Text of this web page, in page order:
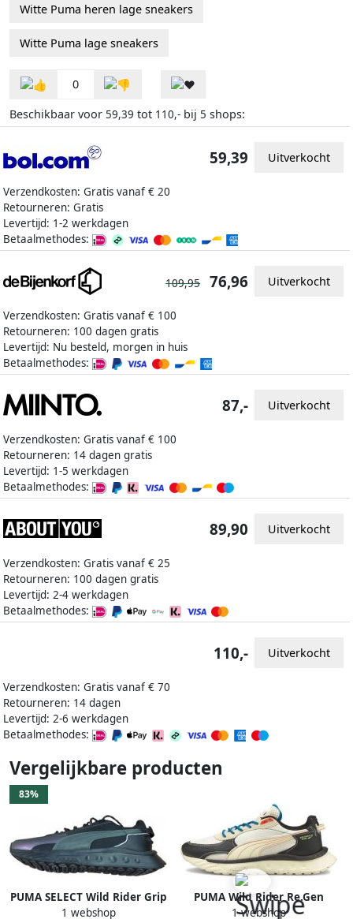
Witte Puma heren lage sneakers
Witte Puma lage sneakers
0
Beschikbaar voor 59,39 tot 110,- bij 5 shops:
Verzendkosten: Gratis vanaf € 20
Retourneren: Gratis
Levertijd: 1-2 werkdagen
Betaalmethodes:
59,39 Uitverkocht
Verzendkosten: Gratis vanaf € 100
Retourneren: 100 dagen gratis
Levertijd: Nu besteld, morgen in huis
Betaalmethodes:
109,95 76,96 Uitverkocht
Verzendkosten: Gratis vanaf € 100
Retourneren: 14 dagen gratis
Levertijd: 1-5 werkdagen
Betaalmethodes:
87,- Uitverkocht
Verzendkosten: Gratis vanaf € 25
Retourneren: 100 dagen gratis
Levertijd: 2-4 werkdagen
Betaalmethodes:
89,90 Uitverkocht
Verzendkosten: Gratis vanaf € 70
Retourneren: 14 dagen
Levertijd: 2-6 werkdagen
Betaalmethodes:
110,- Uitverkocht
Vergelijkbare producten
83%
PUMA SELECT Wild Rider Grip
LS Sneakers Heren Puma
1 webshop
PUMA Wild Rider Re.Gen
Zwart Beige Sneakers unisex
1 webshop